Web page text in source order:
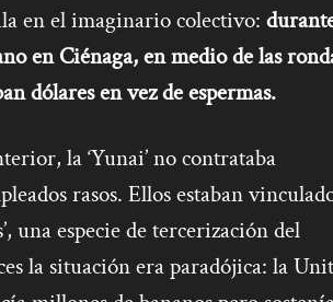
en el imaginario colectivo:
en Ciénaga, en medio de las
dólares en vez de espermas.
la ‘Yunai’ no contrataba
rasos. Ellos estaban
una especie de tercerización del
la situación era paradójica: la